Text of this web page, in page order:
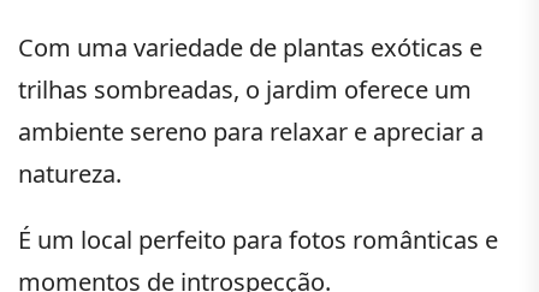
Com uma variedade de plantas exóticas e
trilhas sombreadas, o jardim oferece um
ambiente sereno para relaxar e apreciar a
natureza.
É um local perfeito para fotos românticas e
momentos de introspecção.